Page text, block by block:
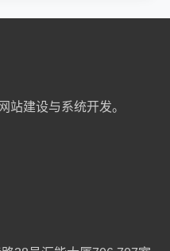
站建设与系统开发。